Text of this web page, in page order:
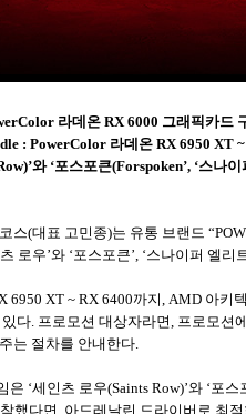
라데온 RX 6000 그래픽카드
: PowerColor 라데온 RX 6950 XT
와 ‘포스포큰(Forspoken’, ‘스나
스(대표 고민종)는 유통 브랜드
로우’와 ‘포스포큰’, ‘스나이퍼 엘
6950 XT ~ RX 6400까지, AMD 아
다. 프로모션 대상자라면, 프로모
는 절차를 안내한다.
‘세인츠 로우(Saints Row)’와 ‘포
했다면, 아드레날린 드라이버로 최